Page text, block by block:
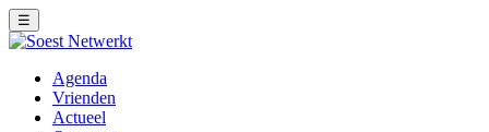
☰
Agenda
Vrienden
Actueel